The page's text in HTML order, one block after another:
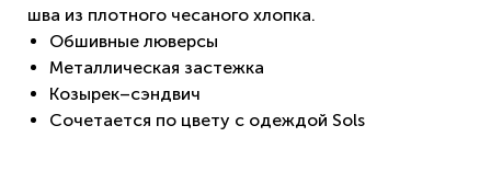
шва из плотного чесаного хлопка.
Обшивные люверсы
Металлическая застежка
Козырек–сэндвич
Сочетается по цвету с одеждой Sols